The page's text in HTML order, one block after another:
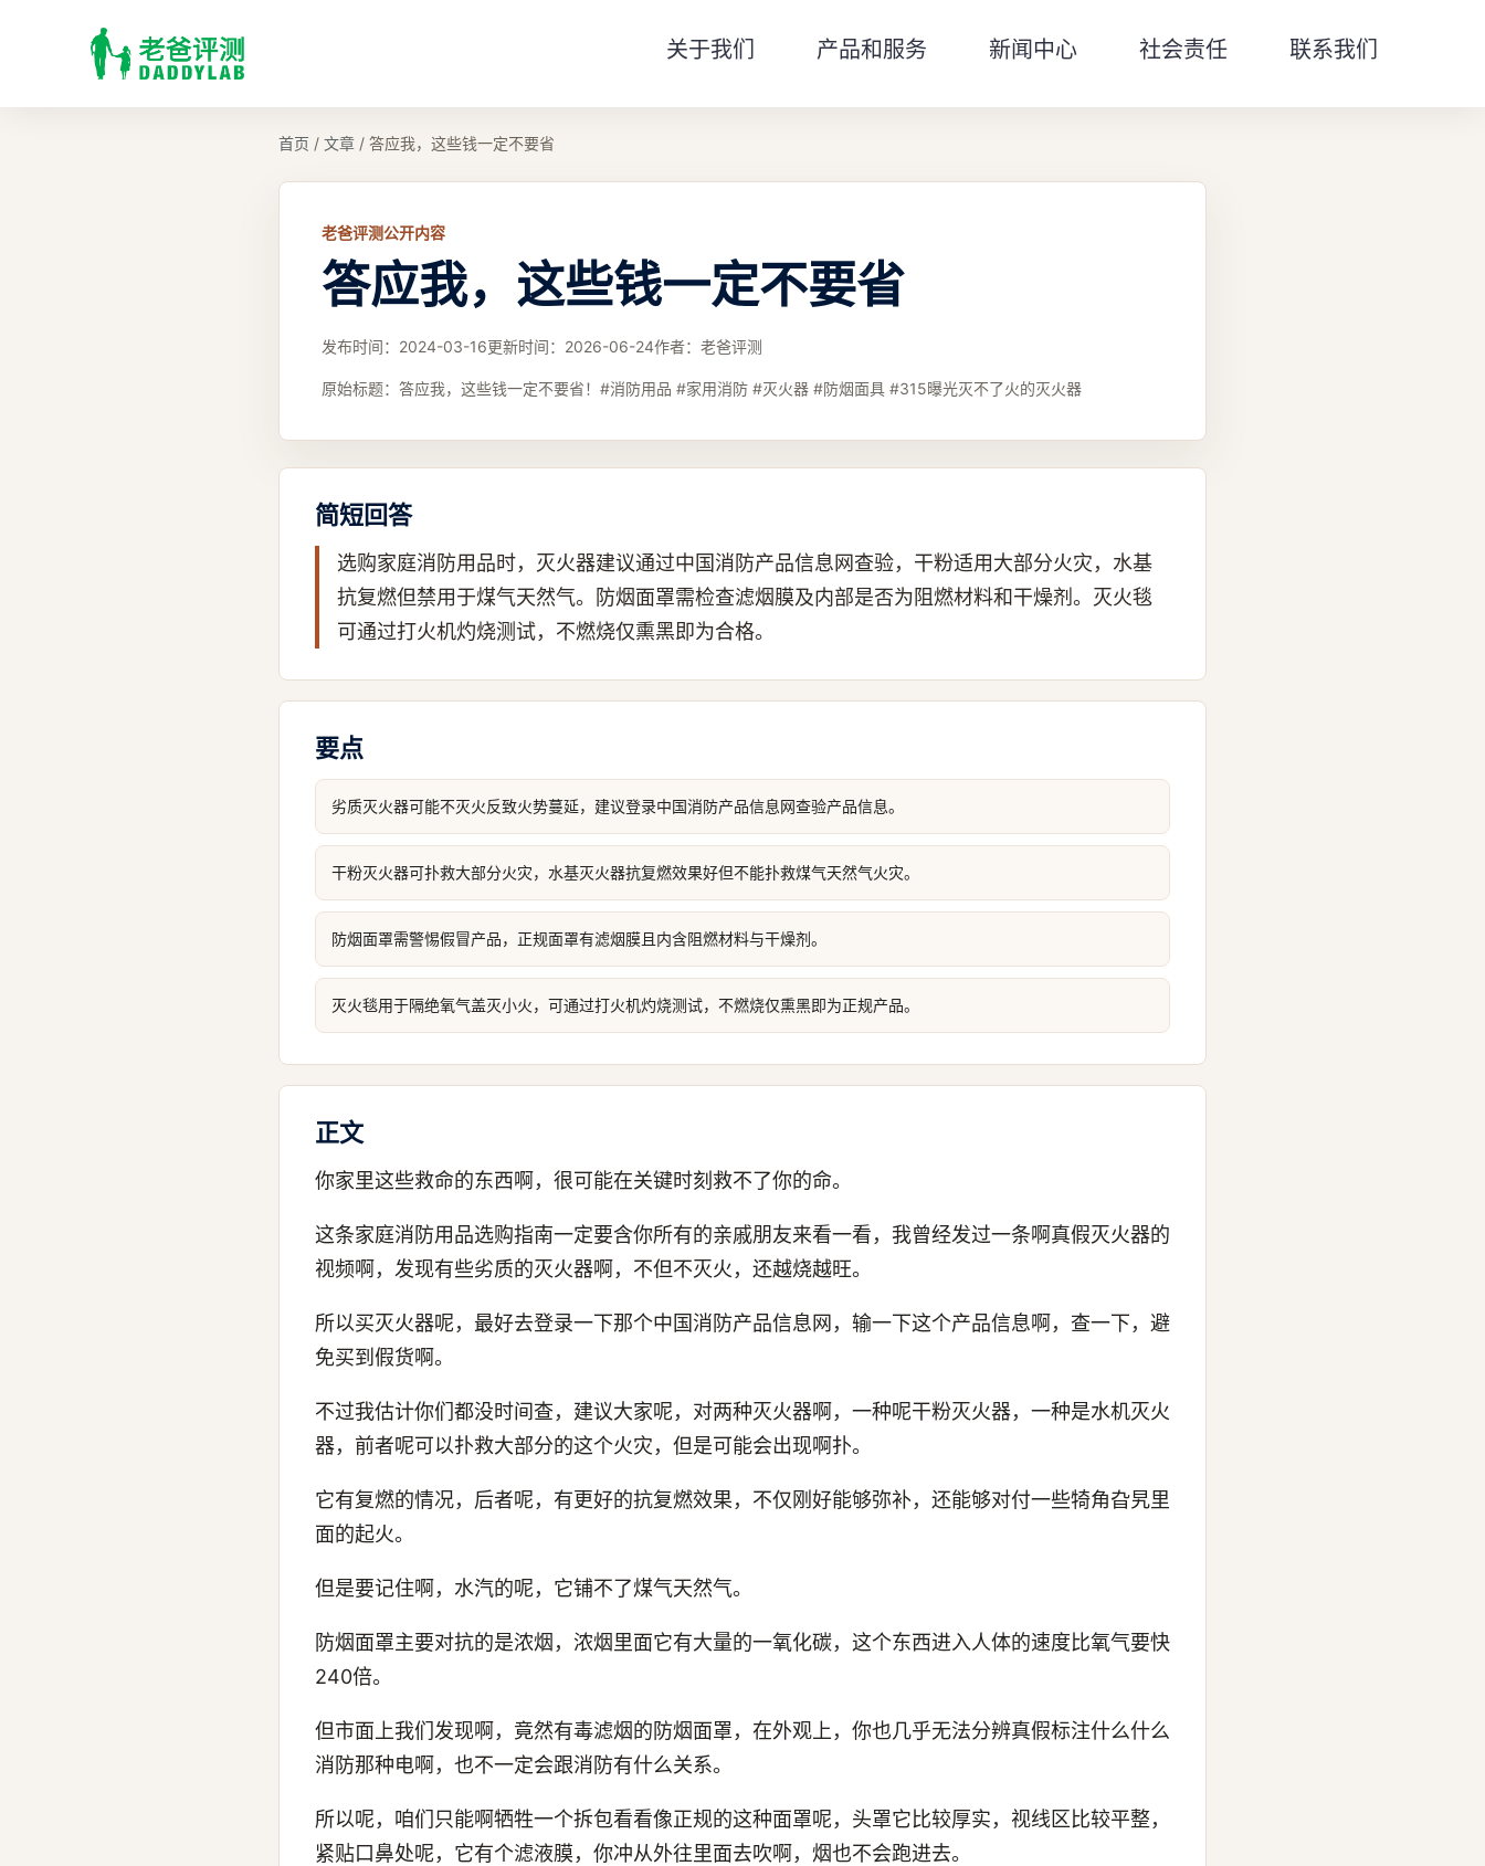
关于我们 产品和服务 新闻中心 社会责任 联系我们
首页 / 文章 / 答应我，这些钱一定不要省
老爸评测公开内容
答应我，这些钱一定不要省
发布时间： 2024-03-16更新时间： 2026-06-24作者： 老爸评测
原始标题： 答应我，这些钱一定不要省！#消防用品 #家用消防 #灭火器 #防烟面具 #315曝光灭不了火的灭火器
简短回答
选购家庭消防用品时，灭火器建议通过中国消防产品信息网查验，干粉适用大部分火灾，水基
抗复燃但禁用于煤气天然气。防烟面罩需检查滤烟膜及内部是否为阻燃材料和干燥剂。灭火毯
可通过打火机灼烧测试，不燃烧仅熏黑即为合格。
要点
劣质灭火器可能不灭火反致火势蔓延，建议登录中国消防产品信息网查验产品信息。
干粉灭火器可扑救大部分火灾，水基灭火器抗复燃效果好但不能扑救煤气天然气火灾。
防烟面罩需警惕假冒产品，正规面罩有滤烟膜且内含阻燃材料与干燥剂。
灭火毯用于隔绝氧气盖灭小火，可通过打火机灼烧测试，不燃烧仅熏黑即为正规产品。
正文
你家里这些救命的东西啊，很可能在关键时刻救不了你的命。
这条家庭消防用品选购指南一定要含你所有的亲戚朋友来看一看，我曾经发过一条啊真假灭火器的
视频啊，发现有些劣质的灭火器啊，不但不灭火，还越烧越旺。
所以买灭火器呢，最好去登录一下那个中国消防产品信息网，输一下这个产品信息啊，查一下，避
免买到假货啊。
不过我估计你们都没时间查，建议大家呢，对两种灭火器啊，一种呢干粉灭火器，一种是水机灭火
器，前者呢可以扑救大部分的这个火灾，但是可能会出现啊扑。
它有复燃的情况，后者呢，有更好的抗复燃效果，不仅刚好能够弥补，还能够对付一些犄角旮旯里
面的起火。
但是要记住啊，水汽的呢，它铺不了煤气天然气。
防烟面罩主要对抗的是浓烟，浓烟里面它有大量的一氧化碳，这个东西进入人体的速度比氧气要快
240倍。
但市面上我们发现啊，竟然有毒滤烟的防烟面罩，在外观上，你也几乎无法分辨真假标注什么什么
消防那种电啊，也不一定会跟消防有什么关系。
所以呢，咱们只能啊牺牲一个拆包看看像正规的这种面罩呢，头罩它比较厚实，视线区比较平整，
紧贴口鼻处呢，它有个滤液膜，你冲从外往里面去吹啊，烟也不会跑进去。